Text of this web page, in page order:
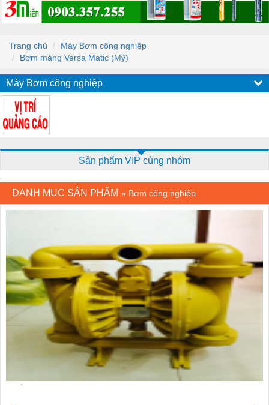
Trang chủ
Máy Bơm công nghiệp
Bơm màng Versa Matic (Mỹ)
Máy Bơm công nghiệp
Sản phẩm VIP cùng nhóm
DANH MỤC SẢN PHẨM » Bơm công nghiệp